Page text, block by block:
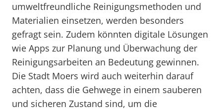
umweltfreundliche Reinigungsmethoden und
Materialien einsetzen, werden besonders
gefragt sein. Zudem könnten digitale Lösungen
wie Apps zur Planung und Überwachung der
Reinigungsarbeiten an Bedeutung gewinnen.
Die Stadt Moers wird auch weiterhin darauf
achten, dass die Gehwege in einem sauberen
und sicheren Zustand sind, um die